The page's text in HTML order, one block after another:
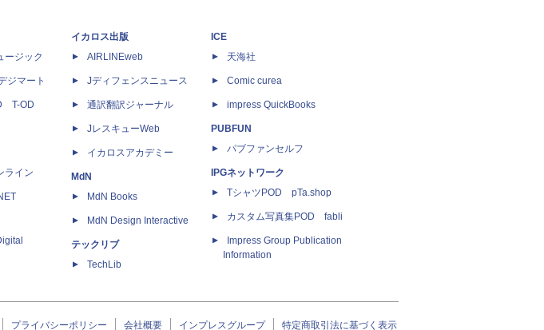
ージック
ジマート
T-OD
ライン
イカロス出版
AIRLINEweb
Jディフェンスニュース
通訳翻訳ジャーナル
JレスキューWeb
イカロスアカデミー
MdN
MdN Books
MdN Design Interactive
テックリブ
TechLib
ICE
天海社
Comic curea
impress QuickBooks
PUBFUN
パブファンセルフ
IPGネットワーク
TシャツPOD pTa.shop
カスタム写真集POD fabli
Impress Group Publication
Information
プライバシーポリシー 会社概要 インプレスグループ 特定商取引法に基づく表示